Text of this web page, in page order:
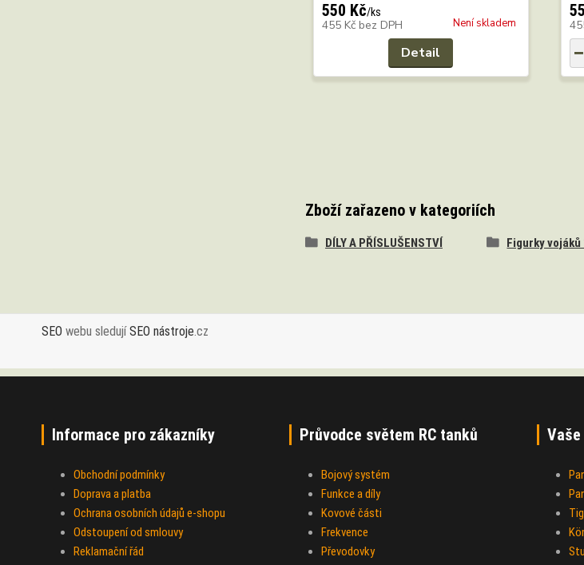
550 Kč/ks
455 Kč bez DPH Není skladem
Detail
Zboží zařazeno v kategoriích
DÍLY A PŘÍSLUŠENSTVÍ Figurky vojáků
SEO webu sledujíSEO nástroje.cz
Informace pro zákazníky
Obchodní podmínky
Doprava a platba
Ochrana osobních údajů e-shopu
Odstoupení od smlouvy
Reklamační řád
Průvodce světem RC tanků
Bojový systém
Funkce a díly
Kovové části
Frekvence
Převodovky